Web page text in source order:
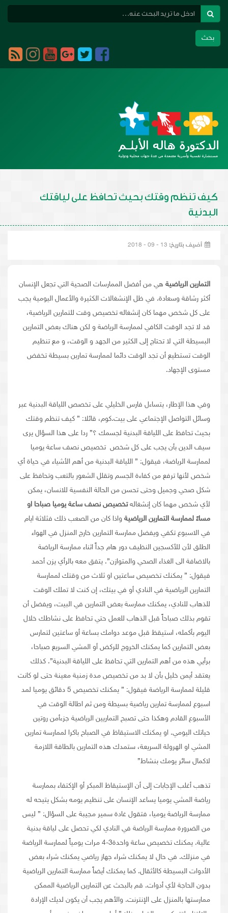
بحث
كيف تنظم وقتك بحيث تحافظ على لياقتك
البدنية
أضيف بتاريخ:
التمارين الرياضية هي من أفضل الممارسات الصحية التي تجعل الإنسان
أكثر رشاقة وسعادة. في ظل الإنشغالات الكثيرة والأعمال اليومية يجب
على كل شخص مهما كان إنشغاله تخصيص وقت للتمارين الرياضية،
قد لا تجد الوقت الكافي لممارسة الرياضة و لكن هناك بعض التمارين
البسيطة التي لا تحتاج إلى الكثير من الجهد و الوقت، و مع تنظيم
الوقت تستطيع أن تجد الوقت دائما لممارسة تمارين بسيطة تخفض
مستوى الإجهاد.
وفي هذا الإطار، يتساءل فارس الخليلي على تخصص اللياقة البدنية عبر
وسائل التواصل الإجتماعي على بيت.كوم، قائلا: ” كيف تنظم وقتك
بحيث تحافظ على اللياقة البدنية لجسمك ؟” ردا على هذا السؤال يرى
سيف الدين بأن يجب على كل شخص تخصيص نصف ساعة يوميا
لممارسة الرياضة، فيقول: ” اللياقة البدنية من أهم الأشياء في حياة أي
شخص لأنها ترفع من كفاءة الجسم وتقلل الشعور بالتعب وتحافظ على
شكل صحي وجميل وحتى تحسن من الحالة النفسية للانسان، يمكن
لأي شخص مهما كان إنشغالهتخصيص نصف ساعة يوميا صباحا او
مساءً لممارسة التمارين الرياضية واذا كان من الصعب ذلك فثلاثة ايام
في الاسبوع تكفي ويفضل ممارسة التمارين خارج المنزل في الهواء
الطلق لأن للأكسجين النظيف دور هام جداً اثناء ممارسة الرياضة
بالاضافة الى الغذاء الصحي والمتوازن”. يتفق معه بالرأي يزن أحمد
فيقول: ” يمكنك تخصيص ساعتين او ثلاث من وقتك لممارسة
التمارين الرياضية في النادي أو في بيتك، إن كنت لا تملك الوقت
للذهاب للنادي، يمكنك ممارسة بعض التمارين في البيت، ويفضل أن
تقوم بذلك صباحاً قبل الذهاب للعمل حتي تحافظ على نشاطك خلال
اليوم بأكمله، استيقظ قبل موعد دوامك بساعة أو ساعتين لتمارس
بعض التمارين كما يمكنك الخروج للركض أو المشي السريع صباحا،
برأيي هذه من أهم التمارين التي تحافظ على اللياقة البدنية”. كذلك
يعتقد أيمن خليل بأن لا بد من تخصيص مدة زمنية معينة حتى لو كانت
قليلة لممارسة الرياضة فيقول: ” يمكنك تخصيص 5 دقائق يوميا لمد
اسبوع لممارسة تمارين رياضية بسيطة ومن ثم اطالة الوقت في
الأسبوع القادم وهكذا حتى تصبح التماريين الرياضية جزءأمن روتين
حياتك اليومي. او يمكنك الاستيقاظ في الصباح باكرا لممارسة تمارين
المشي او الهرولة السريعة، ستمدك هذه التمارين بالطاقة اللازمة
لاكمال سائر يومك بنشاط”
تذهب أغلب الإجابات إلى أن الإستيقاظ المبكر أو الإكتفاء بممارسة
رياضة المشي يوميا يساعد الإنسان على تنظيم يومه بشكل يتيحه له
ممارسة الرياضة يوميا، فتقول غادة سمير مجيبة على السؤال: ” ليس
من الضرورة ممارسة الرياضة في النادي لكي تحصل على لياقة بدنية
عالية. يمكنك تخصيص ساعة واحدة3-4 مرات يومياً لممارسة الرياضة
في منزلك. في حال لا يمكنك شراء جهاز رياضي يمكنك شراء بعض
الأدوات البسيطة كالأثقال. كما يمكنك أيضاً ممارسة التمارين الرياضية
بدون الحاجة لأي أدوات. قم بالبحث عن التمارين الرياضية الممكن
ممارستها بالمنزل على الإنترنت. والأهم يجب أن يكون لديك الإرادة